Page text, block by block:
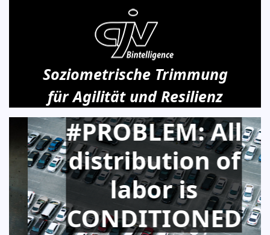
Soziometrische Trimmung
für Agilität und Resilienz
#PROBLEM: All
distribution of
labor is
CONDITIONED